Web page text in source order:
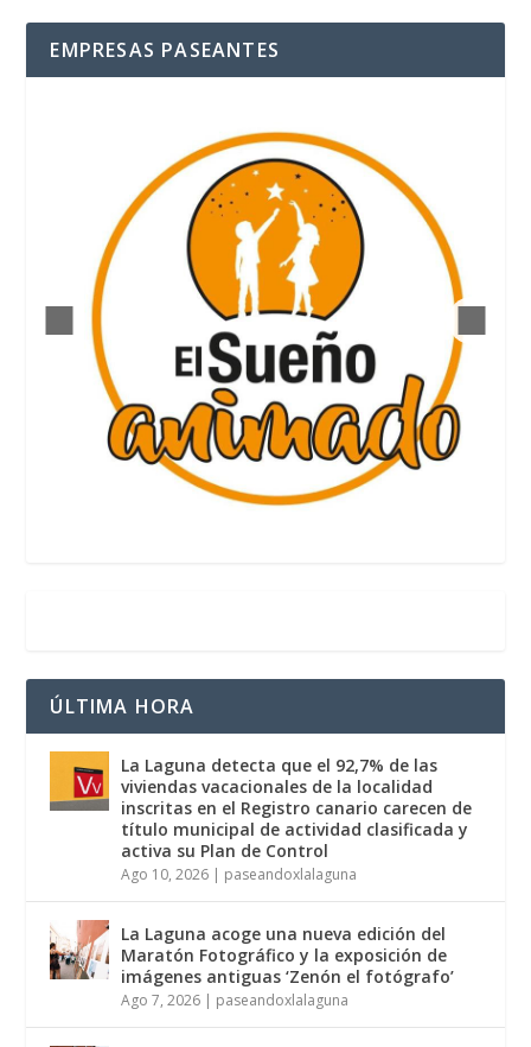
EMPRESAS PASEANTES
ÚLTIMA HORA
La Laguna detecta que el 92,7% de las
viviendas vacacionales de la localidad
inscritas en el Registro canario carecen de
título municipal de actividad clasificada y
activa su Plan de Control
Ago 10, 2026 | paseandoxlalaguna
La Laguna acoge una nueva edición del
Maratón Fotográfico y la exposición de
imágenes antiguas ‘Zenón el fotógrafo’
Ago 7, 2026 | paseandoxlalaguna